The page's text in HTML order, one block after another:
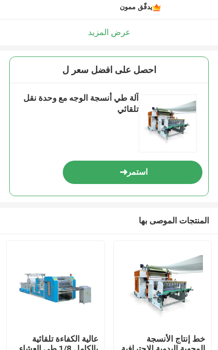
يدقّق ممون
عرض المزيد
احصل على افضل سعر ل
آلة طي أنسجة الوجه مع وحدة نقل
تلقائي
استمر
المنتجات الموصى بها
خط إنتاج الأنسجة
عالية الكفاءة تلقائية